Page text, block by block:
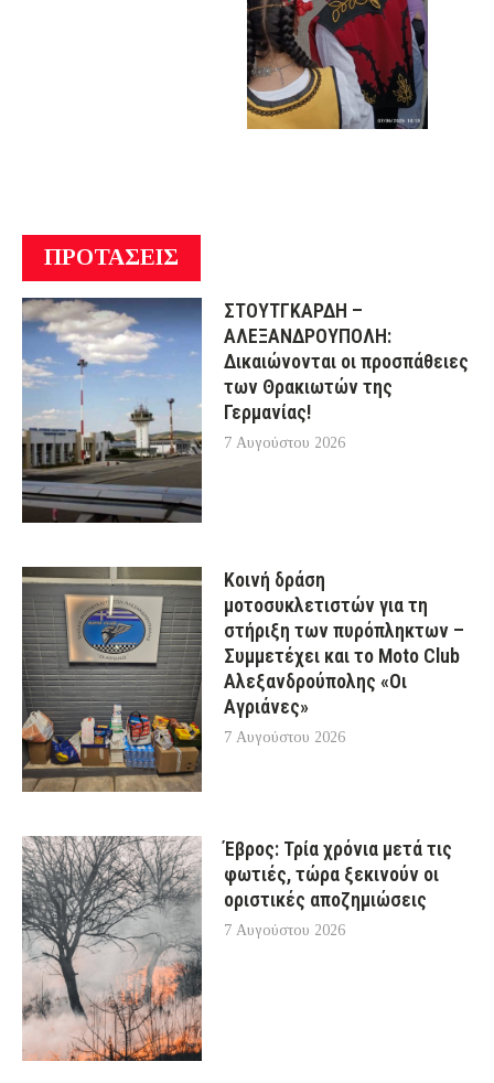
ΠΡΟΤΑΣΕΙΣ
ΣΤΟΥΤΓΚΑΡΔΗ –
ΑΛΕΞΑΝΔΡΟΥΠΟΛΗ:
Δικαιώνονται οι προσπάθειες
των Θρακιωτών της
Γερμανίας!
7 Αυγούστου 2026
Κοινή δράση
μοτοσυκλετιστών για τη
στήριξη των πυρόπληκτων –
Συμμετέχει και το Moto Club
Αλεξανδρούπολης «Οι
Αγριάνες»
7 Αυγούστου 2026
Έβρος: Τρία χρόνια μετά τις
φωτιές, τώρα ξεκινούν οι
οριστικές αποζημιώσεις
7 Αυγούστου 2026